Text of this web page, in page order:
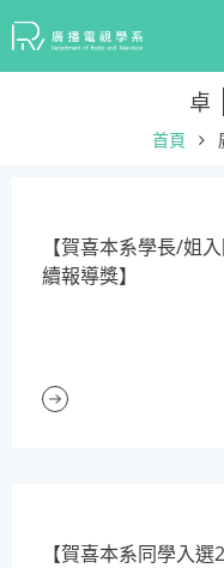
卓
首頁
【賀喜本系學長/姐
續報導獎】
【賀喜本系同學入